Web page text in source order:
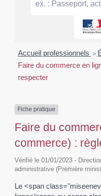
Accueil professionnels >
Faire du commerce en
respecter
Fiche pratique
Faire du
commerce) :
Vérifié le 01/01/2023 -
administrative (Première
Le <span